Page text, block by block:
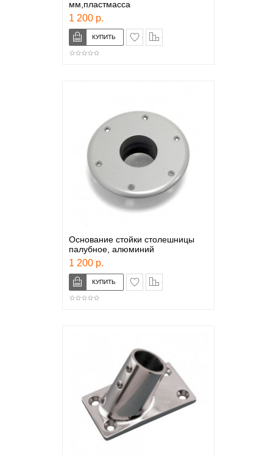
мм,пластмасса
1 200 р.
в закладки
Основание стойки столешницы
палубное, алюминий
1 200 р.
в закладки